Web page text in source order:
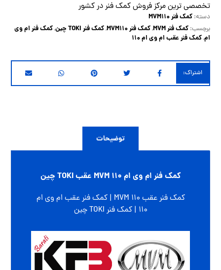
تخصصی ترین مرکز فروش کمک فنر در کشور
دسته:کمک فنر MVM110
برچسب:کمک فنر MVM ,کمک فنر MVM110 ,کمک فنر TOKI چین ,کمک فنر ام وی
ام,کمک فنر عقب ام وی ام 110
توضیحات
کمک فنر ام وی ام MVM 110 عقب TOKI چین
کمک فنر عقب MVM 110 | کمک فنر عقب ام وی ام
110 | کمک فنر TOKI چین